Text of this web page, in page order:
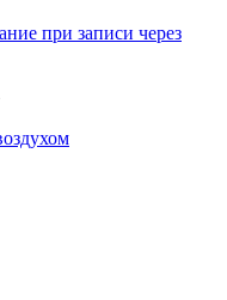
при записи через